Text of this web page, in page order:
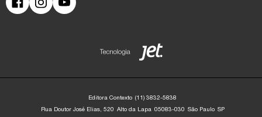
Editora Contexto (11) 3832-5838
Rua Doutor José Elias, 520 Alto da Lapa 05083-030 São Paulo SP